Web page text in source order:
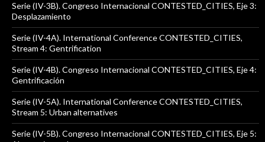
Serie (IV-3B). Congreso Internacional CONTESTED_CITIES, Eje 3:
Desplazamiento
Serie (IV-4A). International Conference CONTESTED_CITIES,
Stream 4: Gentrification
Serie (IV-4B). Congreso Internacional CONTESTED_CITIES, Eje 4:
Gentrificación
Serie (IV-5A). International Conference CONTESTED_CITIES,
Stream 5: Urban alternatives
Serie (IV-5B). Congreso Internacional CONTESTED_CITIES, Eje 5: